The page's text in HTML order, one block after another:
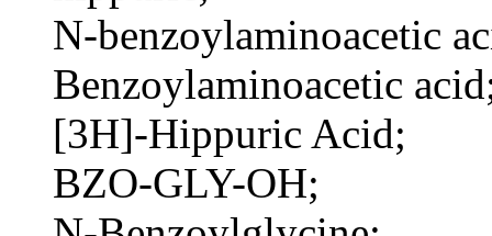
N-benzoylaminoacetic
Benzoylaminoacetic
[3H]-Hippuric Acid;
BZO-GLY-OH;